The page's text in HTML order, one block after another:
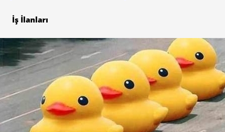
İş İlanları